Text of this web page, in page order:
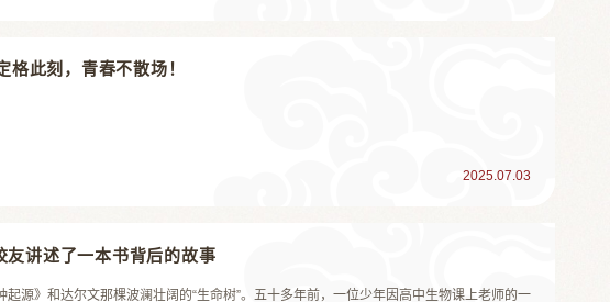
此刻，青春不散场！
2025.07.03
友讲述了一本书背后的故事
源》和达尔文那棵波澜壮阔的“生命树”。五十多年前，一位少年因高中生物课上老师的一